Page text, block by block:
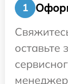
1
оставьте